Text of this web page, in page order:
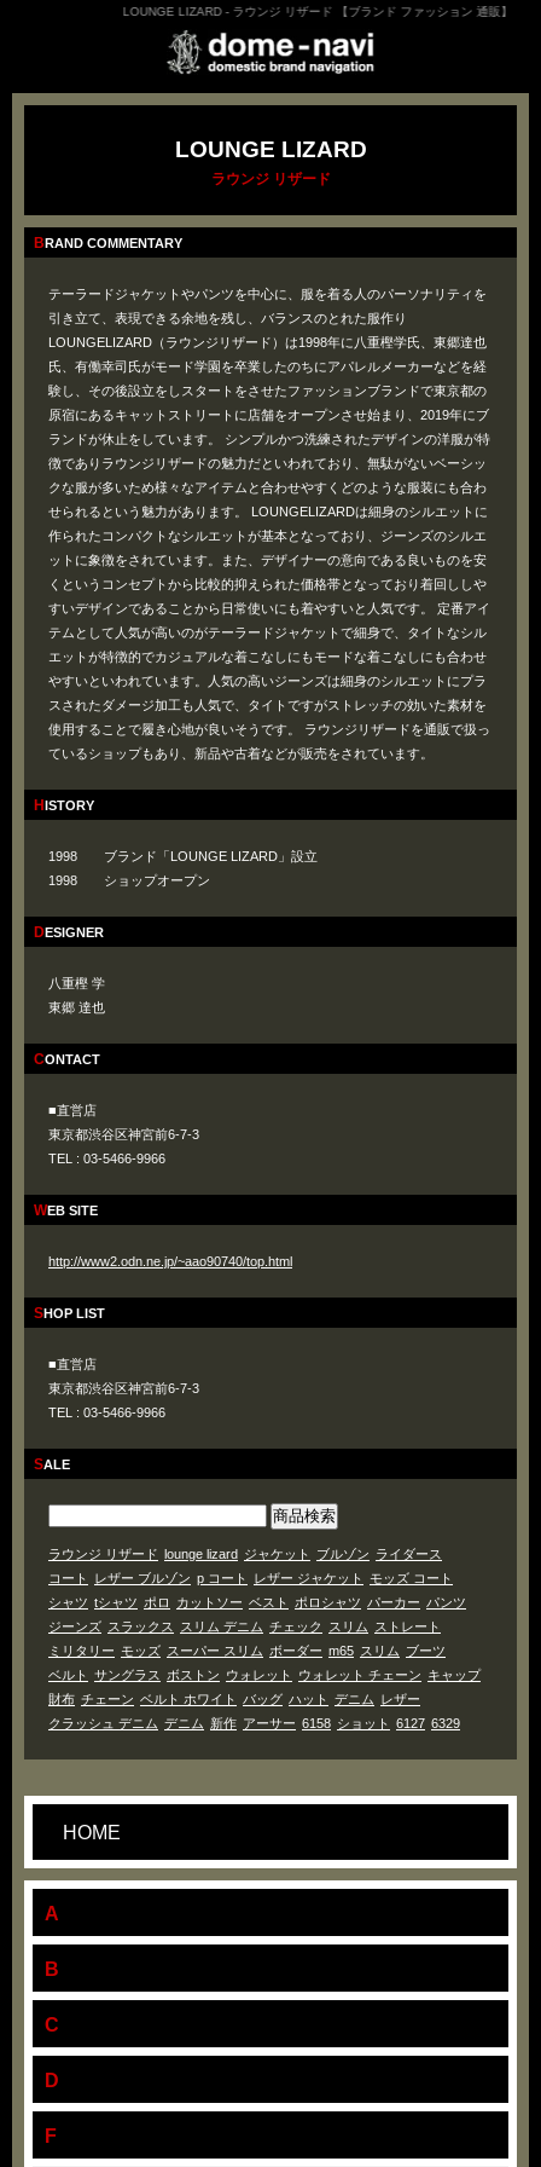
LOUNGE LIZARD - ラウンジ リザード 【ブランド ファッション 通販】
LOUNGE LIZARD
ラウンジ リザード
BRAND COMMENTARY
テーラードジャケットやパンツを中心に、服を着る人のパーソナリティを
引き立て、表現できる余地を残し、バランスのとれた服作り
LOUNGELIZARD（ラウンジリザード）は1998年に八重樫学氏、東郷達也
氏、有働幸司氏がモード学園を卒業したのちにアパレルメーカーなどを経
験し、その後設立をしスタートをさせたファッションブランドで東京都の
原宿にあるキャットストリートに店舗をオープンさせ始まり、2019年にブ
ランドが休止をしています。 シンプルかつ洗練されたデザインの洋服が特
徴でありラウンジリザードの魅力だといわれており、無駄がないベーシッ
クな服が多いため様々なアイテムと合わせやすくどのような服装にも合わ
せられるという魅力があります。 LOUNGELIZARDは細身のシルエットに
作られたコンパクトなシルエットが基本となっており、ジーンズのシルエ
ットに象徴をされています。また、デザイナーの意向である良いものを安
くというコンセプトから比較的抑えられた価格帯となっており着回ししや
すいデザインであることから日常使いにも着やすいと人気です。 定番アイ
テムとして人気が高いのがテーラードジャケットで細身で、タイトなシル
エットが特徴的でカジュアルな着こなしにもモードな着こなしにも合わせ
やすいといわれています。人気の高いジーンズは細身のシルエットにプラ
スされたダメージ加工も人気で、タイトですがストレッチの効いた素材を
使用することで履き心地が良いそうです。 ラウンジリザードを通販で扱っ
ているショップもあり、新品や古着などが販売をされています。
HISTORY
1998 ブランド「LOUNGE LIZARD」設立
1998 ショップオープン
DESIGNER
八重樫 学
東郷 達也
CONTACT
■直営店
東京都渋谷区神宮前6-7-3
TEL : 03-5466-9966
WEB SITE
http://www2.odn.ne.jp/~aao90740/top.html
SHOP LIST
■直営店
東京都渋谷区神宮前6-7-3
TEL : 03-5466-9966
SALE
ラウンジ リザード lounge lizard ジャケット ブルゾン ライダース
コート
レザー ブルゾン p コート レザー ジャケット モッズ コート
シャツ tシャツ ポロ カットソー ベスト ポロシャツ パーカー パンツ
ジーンズ スラックス スリム デニム チェック スリム ストレート
ミリタリー モッズ スーパー スリム ボーダー m65 スリム ブーツ
ベルト サングラス ボストン ウォレット ウォレット チェーン キャップ
財布 チェーン ベルト ホワイト バッグ ハット デニム レザー
クラッシュ デニム デニム 新作 アーサー 6158 ショット 6127 6329
HOME
A
B
C
D
F